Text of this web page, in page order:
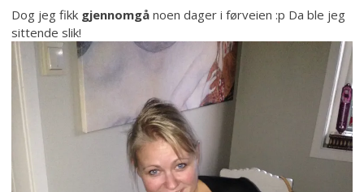
Dog jeg fikk gjennomgå noen dager i førveien :p Da ble jeg
sittende slik!